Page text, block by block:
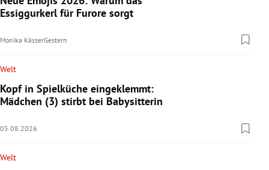
Essiggurkerl für Furore sorgt
Monika KässerGestern
Welt
Kopf in Spielküche eingeklemmt:
Mädchen (3) stirbt bei Babysitterin
05.08.2026
Welt